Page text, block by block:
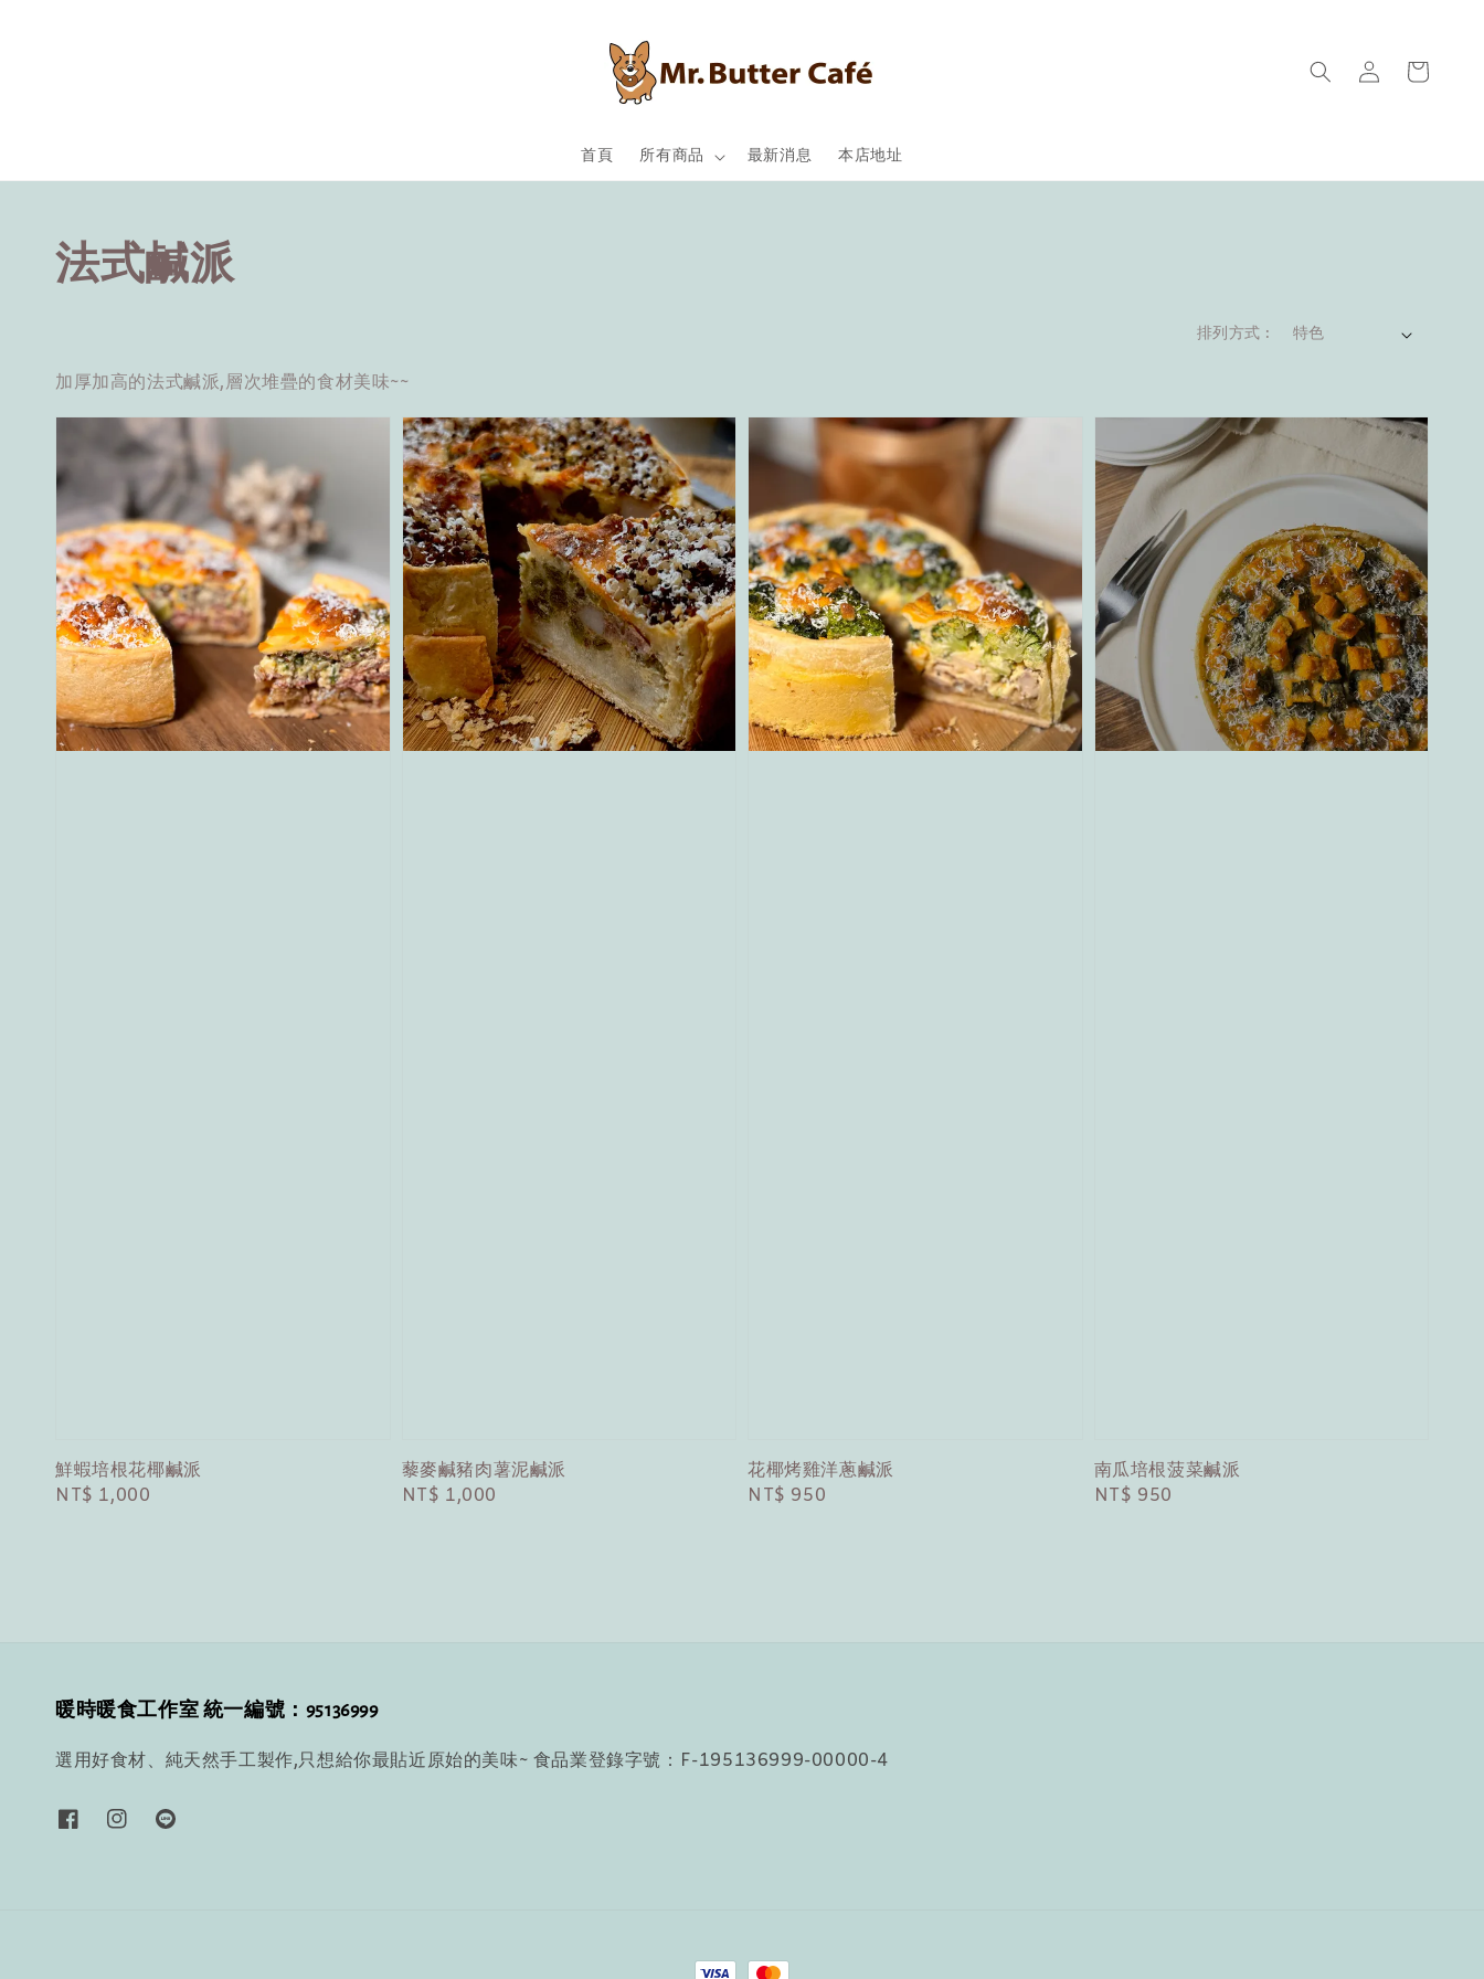
首頁 所有商品 最新消息 本店地址
法式鹹派
排列方式 :
加厚加高的法式鹹派,層次堆疊的食材美味~~
鮮蝦培根花椰鹹派
Regular
NT$ 1,000
藜麥鹹豬肉薯泥鹹派
Regular
NT$ 1,000
花椰烤雞洋蔥鹹派
Regular
NT$ 950
南瓜培根菠菜鹹派
Regular
NT$ 950
暖時暖食工作室 統一編號：95136999
選用好食材、純天然手工製作,只想給你最貼近原始的美味~ 食品業登錄字號：F-195136999-00000-4